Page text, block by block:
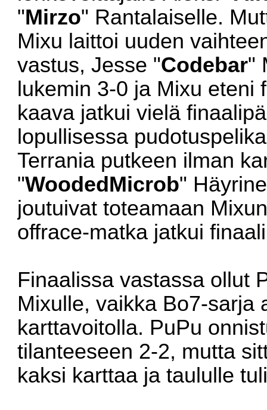
"Mirzo" Rantalaiselle.
Mixu laittoi uuden
vastus, Jesse "Codebar"
lukemin 3-0 ja Mixu eteni
kaava jatkui vielä
lopullisessa
Terrania putkeen ilman
"WoodedMicrob"
joutuivat toteamaan
offrace-matka jatkui
Finaalissa vastassa ollut
Mixulle, vaikka Bo7-sarja
karttavoitolla. PuPu
tilanteeseen 2-2, mutta
kaksi karttaa ja taululle